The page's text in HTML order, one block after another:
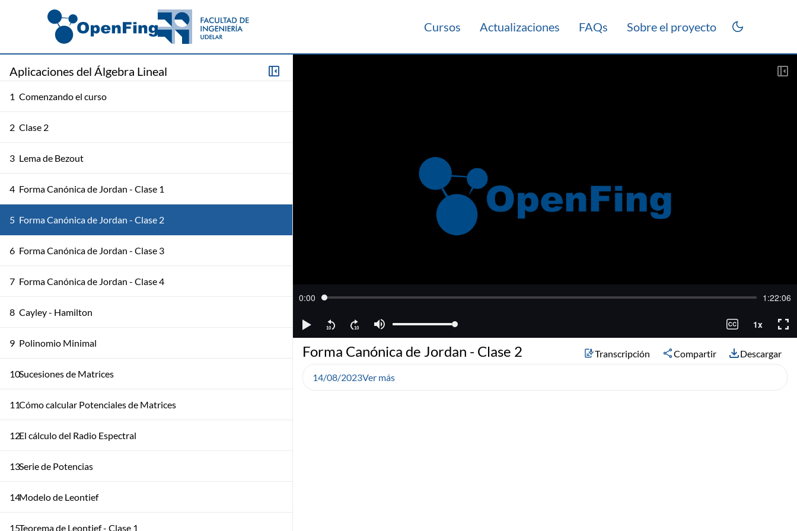
Cursos Actualizaciones FAQs Sobre el proyecto
Aplicaciones del Álgebra Lineal
1 Comenzando el curso
2 Clase 2
3 Lema de Bezout
4 Forma Canónica de Jordan - Clase 1
5 Forma Canónica de Jordan - Clase 2
6 Forma Canónica de Jordan - Clase 3
7 Forma Canónica de Jordan - Clase 4
8 Cayley - Hamilton
9 Polinomio Minimal
10Sucesiones de Matrices
11Cómo calcular Potenciales de Matrices
12El cálculo del Radio Espectral
13Serie de Potencias
14Modelo de Leontief
15Teorema de Leontief - Clase 1
Forma Canónica de Jordan - Clase 2 Transcripción Compartir Descargar
14/08/2023Ver más